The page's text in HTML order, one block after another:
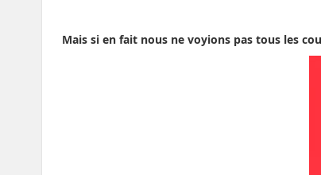
Mais si en fait nous ne voyions pas tous les